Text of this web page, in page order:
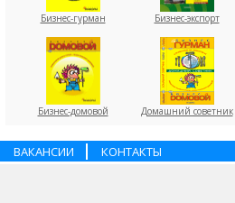
Бизнес-гурман Бизнес-экспорт
Бизнес-домовой Домашний советник
ВАКАНСИИ КОНТАКТЫ